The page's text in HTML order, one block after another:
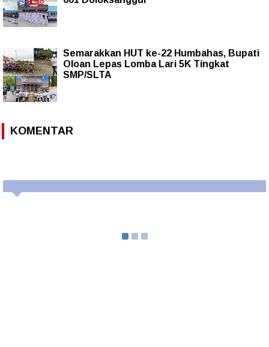
Semarakkan HUT ke-22 Humbahas, Bupati
Oloan Lepas Lomba Lari 5K Tingkat
SMP/SLTA
KOMENTAR